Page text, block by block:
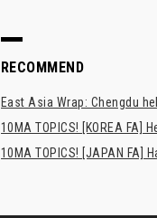
RECOMMEND
East Asia Wrap: Chengdu
10MA TOPICS! [KOREA FA]
10MA TOPICS! [JAPAN